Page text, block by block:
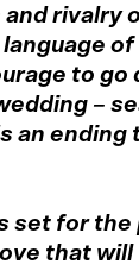
rivalry
to go
–
an ending
set for the
that will